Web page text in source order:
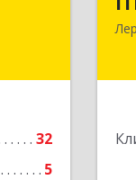
32
5